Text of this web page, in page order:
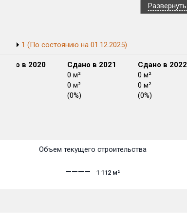
Развернуть
1 (По состоянию на 01.12.2025)
Сдано в 2020
Сдано в 2021
0 м²
0 м²
(0%)
Сдано в 2022
0 м²
0 м²
(0%)
Объем текущего строительства
1 112 м²